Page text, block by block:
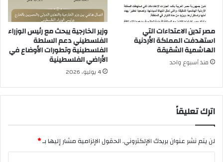
مصر تدين الاعتداءات التي
استهدفت المملكة الأردنية
الهاشمية الشقيقة
منذ أسبوع واحد
وزير الخارجية يبحث مع رئيس الوزراء
الفلسطيني دعم السلطة
الفلسطينية وتطورات الأوضاع في
الأراضي الفلسطينية
4 يوليو، 2026
اترك تعليقاً
لن يتم نشر عنوان بريدك الإلكتروني.الحقول الإلزامية مشار إليها بـ*